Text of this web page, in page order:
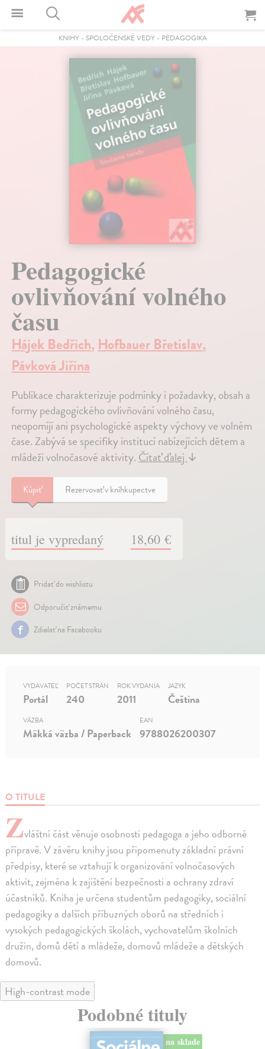
KNIHY- SPOLOČENSKÉ VEDY- PEDAGOGIKA
Pedagogické
ovlivňování volného
času
Hájek Bedřich, Hofbauer Břetislav,
Pávková Jiřina
Publikace charakterizuje podmínky i požadavky, obsah a
formy pedagogického ovlivňování volného času,
neopomíjí ani psychologické aspekty výchovy ve volném
čase. Zabývá se specifiky institucí nabízejících dětem a
mládeži volnočasové aktivity.Čítať ďalej↓
Kúpiť Rezervovať v kníhkupectve
titul je vypredaný 18,60 €
Pridať do wishlistu
Odporučiť známemu
Zdielať na Facebooku
O TITULE
Zvláštní část věnuje osobnosti pedagoga a jeho odborné
přípravě. V závěru knihy jsou připomenuty základní právní
předpisy, které se vztahují k organizování volnočasových
aktivit, zejména k zajištění bezpečnosti a ochrany zdraví
účastníků. Kniha je určena studentům pedagogiky, sociální
pedagogiky a dalších příbuzných oborů na středních i
vysokých pedagogických školách, vychovatelům školních
družin, domů dětí a mládeže, domovů mládeže a dětských
domovů.
VYDAVATEĽ
Portál
POČET STRÁN
240
ROK VYDANIA
2011
JAZYK
Čeština
VÄZBA
Mäkká väzba / Paperback
EAN
9788026200307
High-contrast mode
Podobné tituly
na sklade